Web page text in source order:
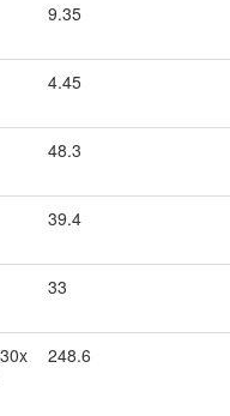
9.35
4.45
48.3
39.4
33
248.6